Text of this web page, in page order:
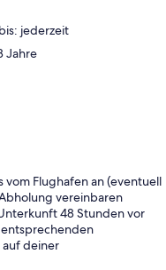
jederzeit
Jahre
Flughafen an (eventuell
vereinbaren
48 Stunden vor
deiner